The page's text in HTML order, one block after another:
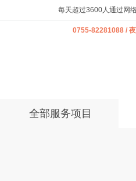
每天超过3600人通过网
0755-82281088 /
全部服务项目